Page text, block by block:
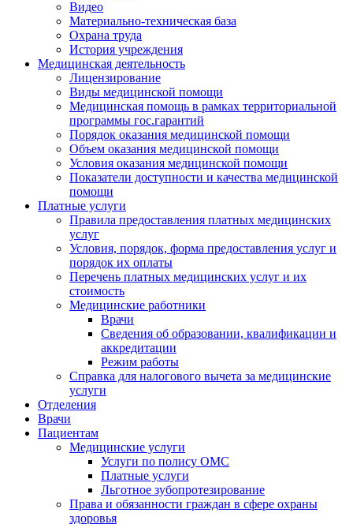
Видео
Материально-техническая база
Охрана труда
История учреждения
Медицинская деятельность
Лицензирование
Виды медицинской помощи
Медицинская помощь в рамках территориальной
программы гос.гарантий
Порядок оказания медицинской помощи
Объем оказания медицинской помощи
Условия оказания медицинской помощи
Показатели доступности и качества медицинской
помощи
Платные услуги
Правила предоставления платных медицинских
услуг
Условия, порядок, форма предоставления услуг и
порядок их оплаты
Перечень платных медицинских услуг и их
стоимость
Медицинские работники
Врачи
Сведения об образовании, квалификации и
аккредитации
Режим работы
Справка для налогового вычета за медицинские
услуги
Отделения
Врачи
Пациентам
Медицинские услуги
Услуги по полису ОМС
Платные услуги
Льготное зубопротезирование
Права и обязанности граждан в сфере охраны
здоровья